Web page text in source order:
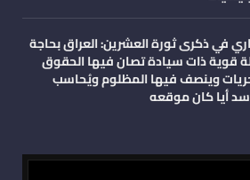
في ذكرى ثورة العشرين: العراق بحاجة
قوية ذات سيادة تصان فيها الحقوق
وينصف فيها المظلوم ويُحاسب
أيا كان موقعه